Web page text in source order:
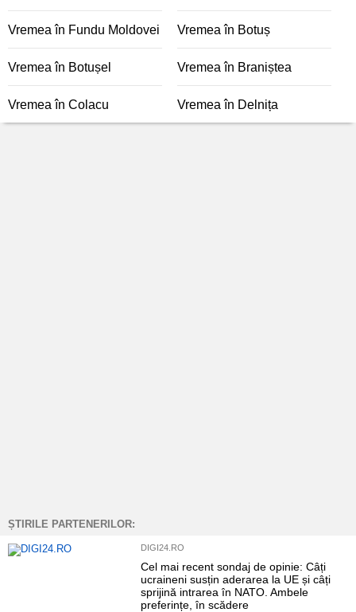
Vremea în Fundu Moldovei Vremea în Botuș
Vremea în Botușel Vremea în Braniștea
Vremea în Colacu Vremea în Delnița
ȘTIRILE PARTENERILOR:
DIGI24.RO
Cel mai recent sondaj de opinie: Câți
ucraineni susțin aderarea la UE și câți
sprijină intrarea în NATO. Ambele
preferințe, în scădere